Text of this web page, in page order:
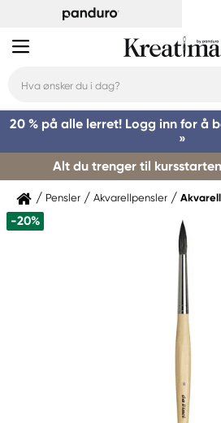
20 % på alle lerret! Logg inn for å
»
Alt du trenger til
Pensler Akvarellpensler
-20%